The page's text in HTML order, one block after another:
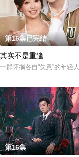
家女孩庞倩（苏晓彤 饰
第16集已完结
其实不是重逢
一群怀揣各自“失意”的年轻
第16集